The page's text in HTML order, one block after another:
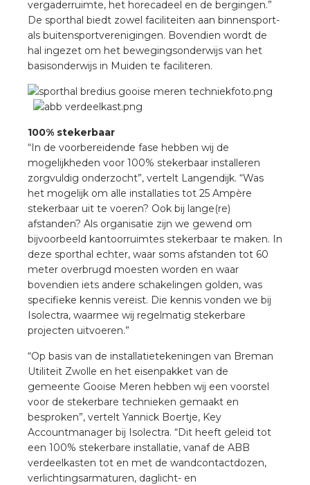
vergaderruimte, het horecadeel en de bergingen.”
De sporthal biedt zowel faciliteiten aan binnensport-
als buitensportverenigingen. Bovendien wordt de
hal ingezet om het bewegingsonderwijs van het
basisonderwijs in Muiden te faciliteren.
100% stekerbaar
“In de voorbereidende fase hebben wij de
mogelijkheden voor 100% stekerbaar installeren
zorgvuldig onderzocht”, vertelt Langendijk. “Was
het mogelijk om alle installaties tot 25 Ampère
stekerbaar uit te voeren? Ook bij lange(re)
afstanden? Als organisatie zijn we gewend om
bijvoorbeeld kantoorruimtes stekerbaar te maken. In
deze sporthal echter, waar soms afstanden tot 60
meter overbrugd moesten worden en waar
bovendien iets andere schakelingen golden, was
specifieke kennis vereist. Die kennis vonden we bij
Isolectra, waarmee wij regelmatig stekerbare
projecten uitvoeren.”
“Op basis van de installatietekeningen van Breman
Utiliteit Zwolle en het eisenpakket van de
gemeente Gooise Meren hebben wij een voorstel
voor de stekerbare technieken gemaakt en
besproken”, vertelt Yannick Boertje, Key
Accountmanager bij Isolectra. “Dit heeft geleid tot
een 100% stekerbare installatie, vanaf de ABB
verdeelkasten tot en met de wandcontactdozen,
verlichtingsarmaturen, daglicht- en
waarde
groothandels